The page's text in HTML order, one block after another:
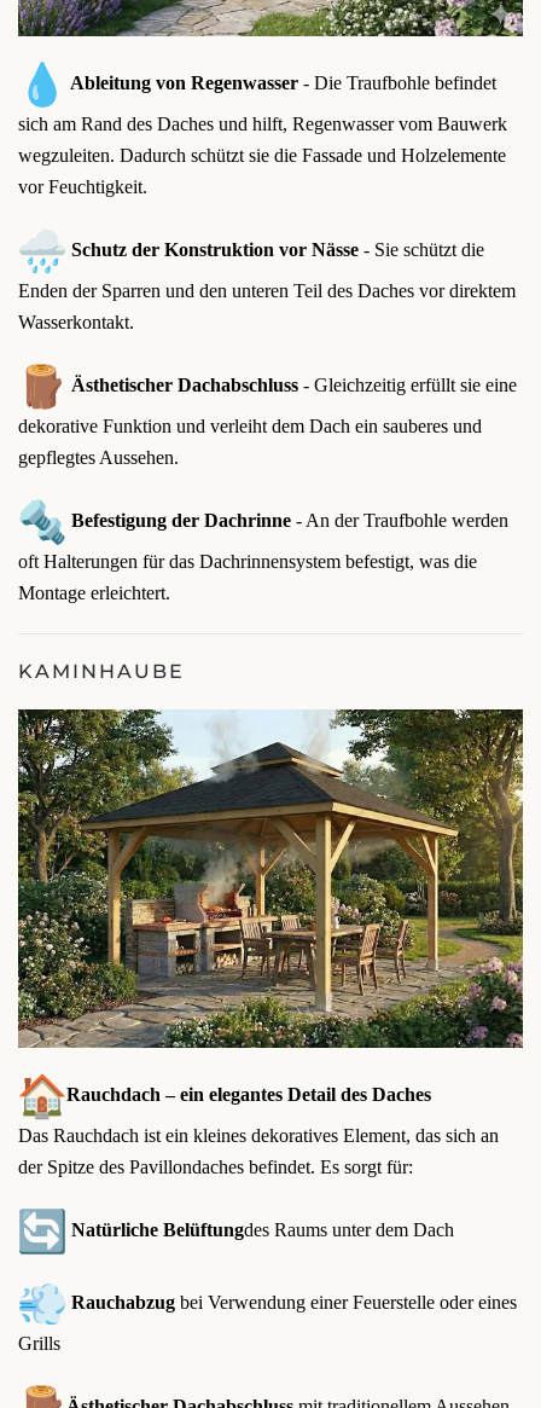
Ableitung von Regenwasser - Die Traufbohle befindet
sich am Rand des Daches und hilft, Regenwasser vom Bauwerk
wegzuleiten. Dadurch schützt sie die Fassade und Holzelemente
vor Feuchtigkeit.
Schutz der Konstruktion vor Nässe - Sie schützt die
Enden der Sparren und den unteren Teil des Daches vor direktem
Wasserkontakt.
Ästhetischer Dachabschluss - Gleichzeitig erfüllt sie eine
dekorative Funktion und verleiht dem Dach ein sauberes und
gepflegtes Aussehen.
Befestigung der Dachrinne - An der Traufbohle werden
oft Halterungen für das Dachrinnensystem befestigt, was die
Montage erleichtert.
KAMINHAUBE
Rauchdach – ein elegantes Detail des Daches
Das Rauchdach ist ein kleines dekoratives Element, das sich an
der Spitze des Pavillondaches befindet. Es sorgt für:
Natürliche Belüftungdes Raums unter dem Dach
Rauchabzug bei Verwendung einer Feuerstelle oder eines
Grills